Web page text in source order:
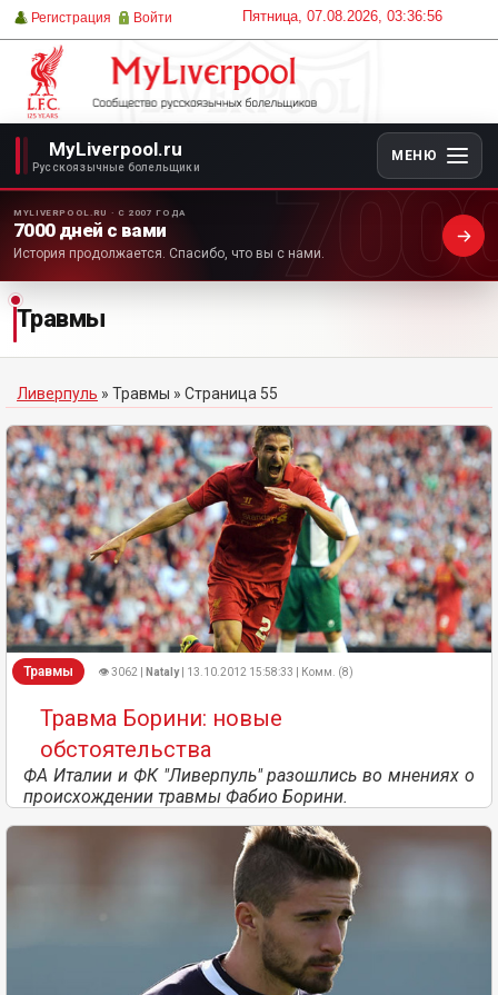
Пятница, 07.08.2026, 03:36:56
Регистрация Войти
MyLiverpool.ru
Русскоязычные болельщики
МЕНЮ
MYLIVERPOOL.RU · С 2007 ГОДА
7000 дней с вами
История продолжается. Спасибо, что вы с нами.
Травмы
Ливерпуль » Травмы » Страница 55
Травмы 👁 3062 | Nataly| 13.10.2012 15:58:33 | Комм. (8)
Травма Борини: новые
обстоятельства
ФА Италии и ФК "Ливерпуль" разошлись во мнениях о
происхождении травмы Фабио Борини.